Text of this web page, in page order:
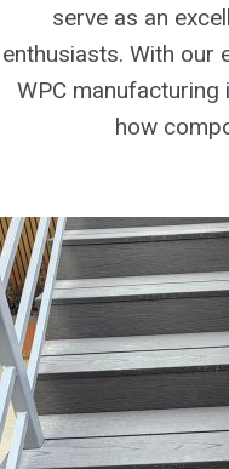
serve as an
enthusiasts. With our
WPC manufacturing
how